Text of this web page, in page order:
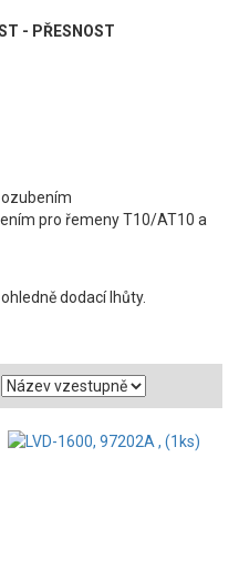
- PŘESNOST
pro řemeny T10/AT10 a
dodací lhůty.